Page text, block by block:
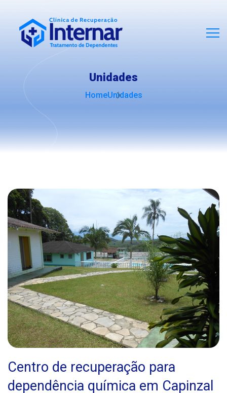
Unidades
HomeUnidades
Centro de recuperação para
dependência química em Capinzal